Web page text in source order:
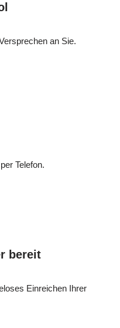
an Sie.
Telefon.
bereit
Einreichen Ihrer